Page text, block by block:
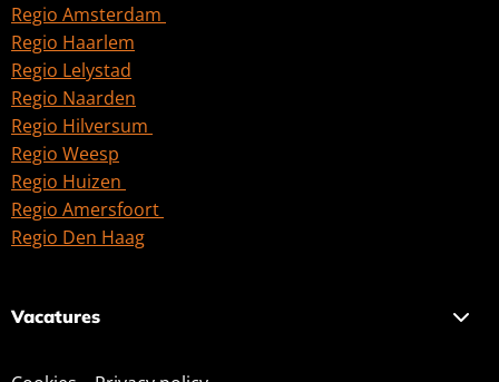
Regio Amsterdam
Regio Haarlem
Regio Lelystad
Regio Naarden
Regio Hilversum
Regio Weesp
Regio Huizen
Regio Amersfoort
Regio Den Haag
Vacatures